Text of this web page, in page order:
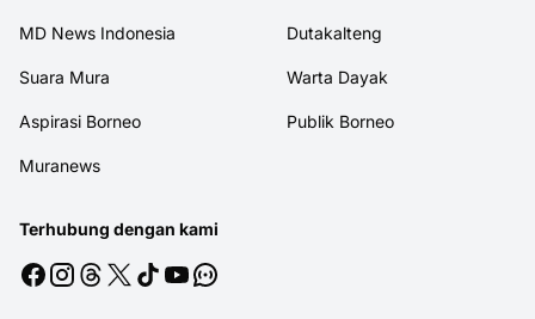
MD News Indonesia Dutakalteng
Suara Mura Warta Dayak
Aspirasi Borneo Publik Borneo
Muranews
Terhubung dengan kami